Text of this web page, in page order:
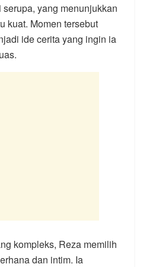
yang menunjukkan
kuat. Momen tersebut
ide cerita yang ingin ia
kompleks, Reza memilih
dan intim. Ia